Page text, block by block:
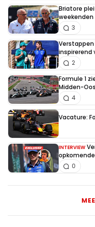
Briatore
weekenden
3
inspirerend
2
Formule 1
Midden-
4
Vacature:
INTERVIEW
0